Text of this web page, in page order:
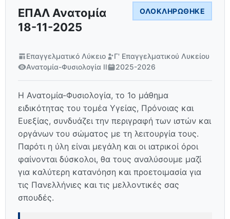
ΕΠΑΛ Ανατομία
18-11-2025
ΟΛΟΚΛΗΡΏΘΗΚΕ
Επαγγελματικό Λύκειο
Γ' Επαγγελματικού Λυκείου
Ανατομία-Φυσιολογία ΙΙ
2025-2026
Η Ανατομία-Φυσιολογία, το 1ο μάθημα
ειδικότητας του τομέα Υγείας, Πρόνοιας και
Ευεξίας, συνδυάζει την περιγραφή των ιστών και
οργάνων του σώματος με τη λειτουργία τους.
Παρότι η ύλη είναι μεγάλη και οι ιατρικοί όροι
φαίνονται δύσκολοι, θα τους αναλύσουμε μαζί
για καλύτερη κατανόηση και προετοιμασία για
τις Πανελλήνιες και τις μελλοντικές σας
σπουδές.